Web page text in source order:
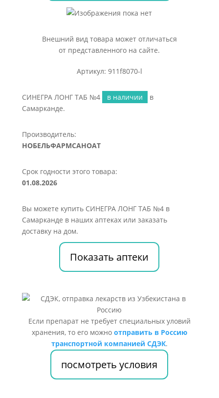
Внешний вид товара может отличаться
от представленного на сайте.
Артикул: 911f8070-l
СИНЕГРА ЛОНГ ТАБ №4 в наличии
в
Самарканде.
Производитель:
НОБЕЛЬФАРМСАНОАТ
Срок годности этого товара:
01.08.2026
Вы можете купить СИНЕГРА ЛОНГ ТАБ №4 в
Самарканде в наших аптеках или заказать
доставку на дом.
Показать аптеки
Если препарат не требует специальных уловий
хранения, то его можно отправить в Россию
транспортной компанией СДЭК.
посмотреть условия